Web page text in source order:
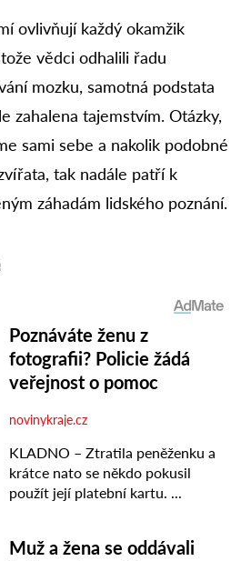
ovlivňují každý okamžik
vědci odhalili řadu
mozku, samotná podstata
zahalena tajemstvím. Otázky,
sami sebe a nakolik podobné
tak nadále patří k
záhadám lidského poznání.